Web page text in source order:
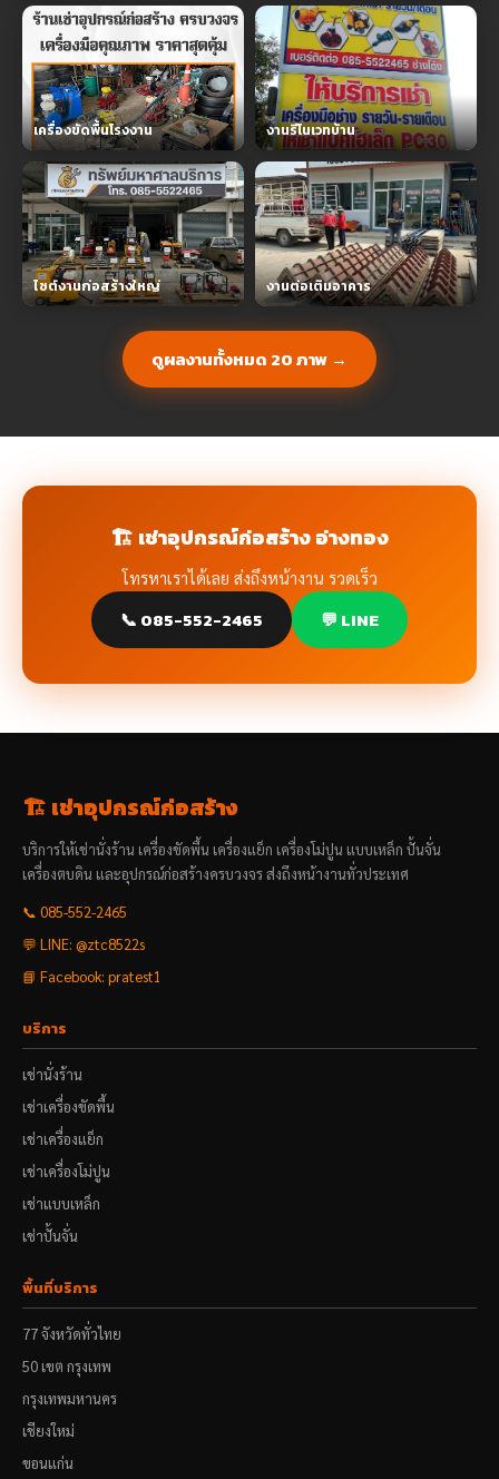
เครื่องขัดพื้นโรงงาน งานรีโนเวทบ้าน
ไซต์งานก่อสร้างใหญ่ งานต่อเติมอาคาร
ดูผลงานทั้งหมด 20 ภาพ →
🏗️ เช่าอุปกรณ์ก่อสร้าง อ่างทอง
โทรหาเราได้เลย ส่งถึงหน้างาน รวดเร็ว
📞 085-552-2465 💬 LINE
🏗️ เช่าอุปกรณ์ก่อสร้าง
บริการให้เช่านั่งร้าน เครื่องขัดพื้น เครื่องแย็ก เครื่องโม่ปูน แบบเหล็ก ปั้นจั่น
เครื่องตบดิน และอุปกรณ์ก่อสร้างครบวงจร ส่งถึงหน้างานทั่วประเทศ
📞 085-552-2465
💬 LINE: @ztc8522s
📘 Facebook: pratest1
บริการ
เช่านั่งร้าน
เช่าเครื่องขัดพื้น
เช่าเครื่องแย็ก
เช่าเครื่องโม่ปูน
เช่าแบบเหล็ก
เช่าปั้นจั่น
พื้นที่บริการ
77 จังหวัดทั่วไทย
50 เขต กรุงเทพ
กรุงเทพมหานคร
เชียงใหม่
ขอนแก่น